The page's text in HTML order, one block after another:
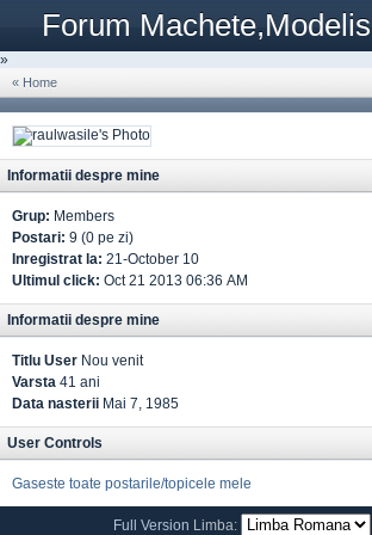
Forum
»
« Home
Informatii despre mine
Grup: Members
Postari: 9 (0 pe zi)
Inregistrat la: 21-October 10
Ultimul click: Oct 21 2013 06:36 AM
Informatii despre mine
Titlu User Nou venit
Varsta 41 ani
Data nasterii Mai 7, 1985
User Controls
Gaseste toate postarile/topicele mele
Full Version Limba: